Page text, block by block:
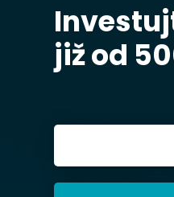
již od